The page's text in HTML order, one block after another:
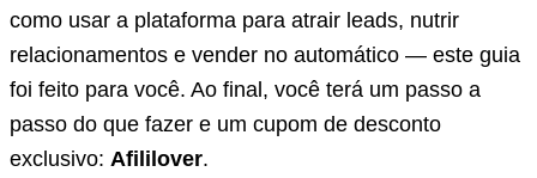
como usar a plataforma para atrair leads, nutrir
relacionamentos e vender no automático — este guia
foi feito para você. Ao final, você terá um passo a
passo do que fazer e um cupom de desconto
exclusivo: Afililover.